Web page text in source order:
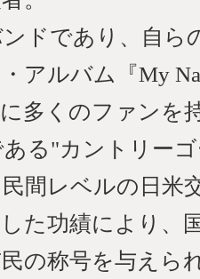
ドであり、自ら
アルバム『My
多くのファンを
る"カントリー
民間レベルの日米
た功績により、
の称号を与えら